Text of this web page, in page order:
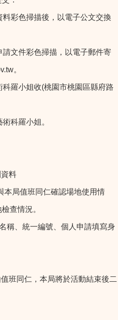
彩色掃描後，以電子公文交換
文件彩色掃描，以電子郵件寄
。
羅小姐收(桃園市桃園區縣府路
科羅小姐。
料
本局值班同仁確認場地使用情
查情況。
稱、統一編號、個人申請填寫身
班同仁，本局將於活動結束後二